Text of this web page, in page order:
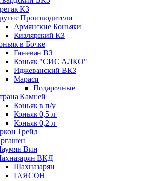
КЗ
Производители
Армянские Коньяки
Кизлярский КЗ
в Бочке
Гиневан ВЗ
Коньяк "СИС АЛКО"
Иджеванский ВКЗ
Мараси
Подарочные
Камней
Коньяк в п/у
Коньяк 0,5 л.
Коньяк 0,2 л.
Трейд
Вин
ВКД
Шахназарян
ГАЯСОН